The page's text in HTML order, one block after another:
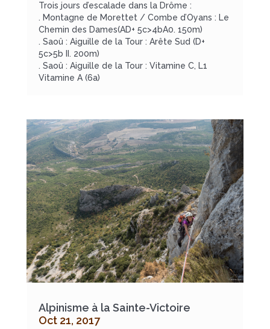
Trois jours d’escalade dans la Drôme :
. Montagne de Morettet / Combe d’Oyans : Le
Chemin des Dames(AD+ 5c>4bA0. 150m)
. Saoû : Aiguille de la Tour : Arête Sud (D+
5c>5b II. 200m)
. Saoû : Aiguille de la Tour : Vitamine C, L1
Vitamine A (6a)
Alpinisme à la Sainte-Victoire
Oct 21, 2017